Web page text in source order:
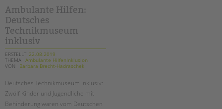
Förderzentren
Kollegs
EFöB
Schulbezogene Sozialarbeit
Tagesgruppen
EINGLIEDERUNGSHILFE
Ambulante Hilfen:
Deutsches
Technikmuseum
inklusiv
ERSTELLT 22.08.2019
THEMA Ambulante HilfenInklusion
VON
Barbara Brecht-Hadraschek
Deutsches Technikmuseum inklusiv:
Zwölf Kinder und Jugendliche mit
Behinderung waren vom Deutschen